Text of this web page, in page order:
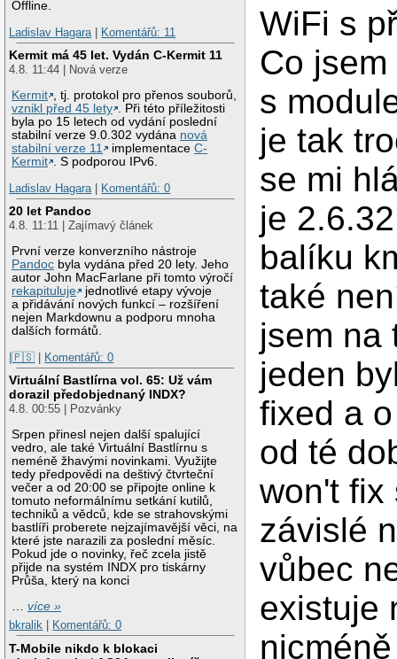
Offline.
Ladislav Hagara | Komentářů: 11
Kermit má 45 let. Vydán C-Kermit 11
4.8. 11:44 | Nová verze
Kermit , tj. protokol pro přenos souborů,
vznikl před 45 lety . Při této příležitosti
byla po 15 letech od vydání poslední
stabilní verze 9.0.302 vydána nová
stabilní verze 11
implementaceC-
Kermit . S podporou IPv6.
Ladislav Hagara | Komentářů: 0
20 let Pandoc
4.8. 11:11 | Zajímavý článek
První verze konverzního nástroje
Pandoc byla vydána před 20 lety. Jeho
autor John MacFarlane při tomto výročí
rekapituluje
jednotlivé etapy vývoje
a přidávání nových funkcí – rozšíření
nejen Markdownu a podporu mnoha
dalších formátů.
|🇵🇸 | Komentářů: 0
Virtuální Bastlírna vol. 65: Už vám
dorazil předobjednaný INDX?
4.8. 00:55 | Pozvánky
Srpen přinesl nejen další spalující
vedro, ale také Virtuální Bastlírnu s
neméně žhavými novinkami. Využijte
tedy předpovědi na deštivý čtvrteční
večer a od 20:00 se připojte online k
tomuto neformálnímu setkání kutilů,
techniků a vědců, kde se strahovskými
bastlíři proberete nejzajímavější věci, na
které jste narazili za poslední měsíc.
Pokud jde o novinky, řeč zcela jistě
přijde na systém INDX pro tiskárny
Průša, který na konci
…více »
bkralik
Komentářů: 0
T-Mobile nikdo k blokaci
WiFi s
Co
s
je tak
se mi
je
balíku
také
jsem na
jeden
fixed a
od té
won't fix
závislé
vůbec
existuje